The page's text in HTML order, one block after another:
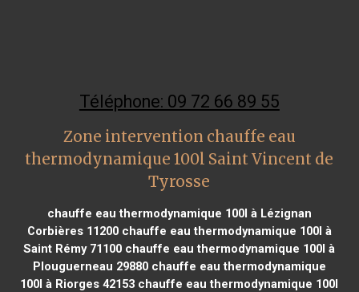
Téléphone: 09 72 66 89 55
Zone intervention chauffe eau
thermodynamique 100l Saint Vincent de
Tyrosse
chauffe eau thermodynamique 100l à Lézignan
Corbières 11200chauffe eau thermodynamique 100l à
Saint Rémy 71100 chauffe eau thermodynamique 100l à
Plouguerneau 29880chauffe eau thermodynamique
100l à Riorges 42153 chauffe eau thermodynamique 100l